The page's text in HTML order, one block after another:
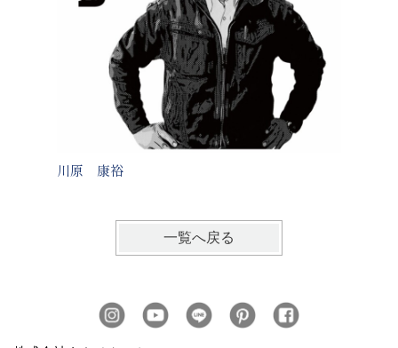
川原 康裕
一覧へ戻る